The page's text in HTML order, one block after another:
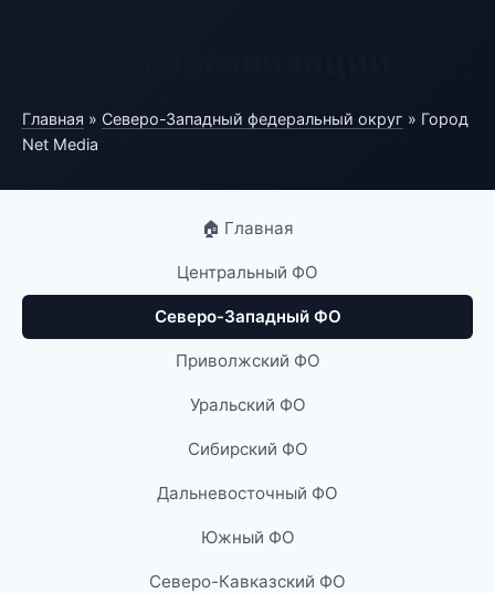
Главная » Северо-Западный федеральный округ » Город
Net Media
🏠 Главная
Центральный ФО
Северо-Западный ФО
Приволжский ФО
Уральский ФО
Сибирский ФО
Дальневосточный ФО
Южный ФО
Северо-Кавказский ФО